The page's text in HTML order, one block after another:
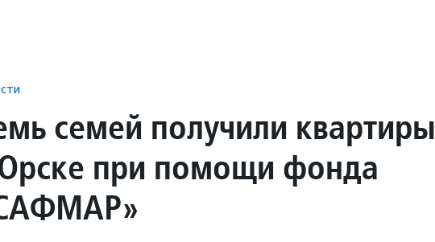
семей получили квартиры
при помощи фонда